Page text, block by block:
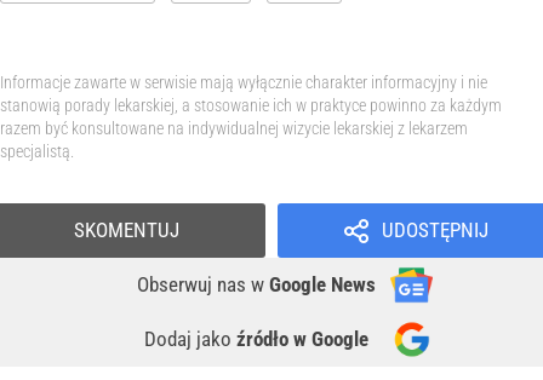
Informacje zawarte w serwisie mają wyłącznie charakter informacyjny i nie
stanowią porady lekarskiej, a stosowanie ich w praktyce powinno za każdym
razem być konsultowane na indywidualnej wizycie lekarskiej z lekarzem
specjalistą.
UDOSTĘPNIJ
Obserwuj nas w Google News
Dodaj jako źródło w Google
SKOMENTUJ